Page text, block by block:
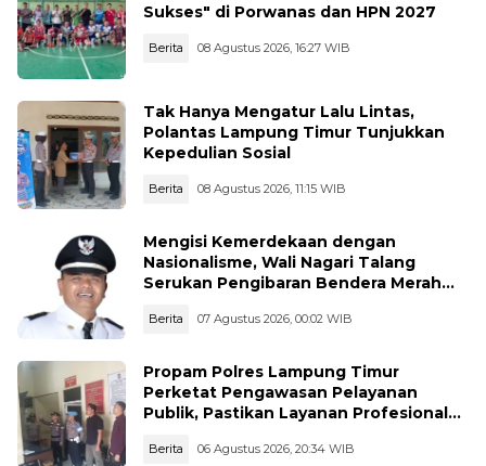
Sukses" di Porwanas dan HPN 2027
Berita 08 Agustus 2026, 16:27 WIB
Tak Hanya Mengatur Lalu Lintas,
Polantas Lampung Timur Tunjukkan
Kepedulian Sosial
Berita 08 Agustus 2026, 11:15 WIB
Mengisi Kemerdekaan dengan
Nasionalisme, Wali Nagari Talang
Serukan Pengibaran Bendera Merah
Berita 07 Agustus 2026, 00:02 WIB
Propam Polres Lampung Timur
Perketat Pengawasan Pelayanan
Publik, Pastikan Layanan Profesional
Berita 06 Agustus 2026, 20:34 WIB